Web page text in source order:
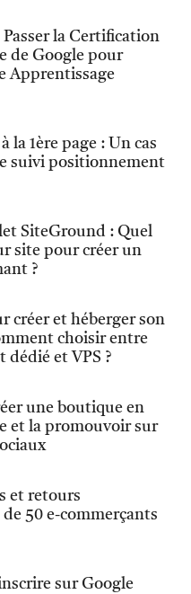
Passer la Certification
de Google pour
Apprentissage
la 1ère page : Un cas
suivi positionnement
SiteGround : Quel
site pour créer un
?
créer et héberger son
choisir entre
dédié et VPS ?
une boutique en
et la promouvoir sur
et retours
de 50 e-commerçants
sur Google